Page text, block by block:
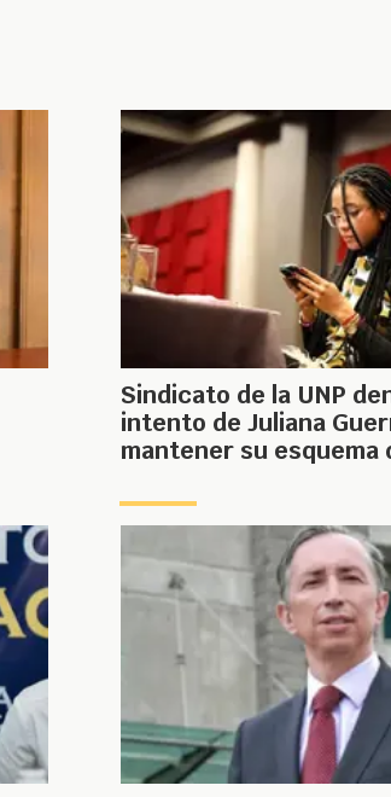
Sindicato de la UNP
intento de Juliana
mantener su esquema